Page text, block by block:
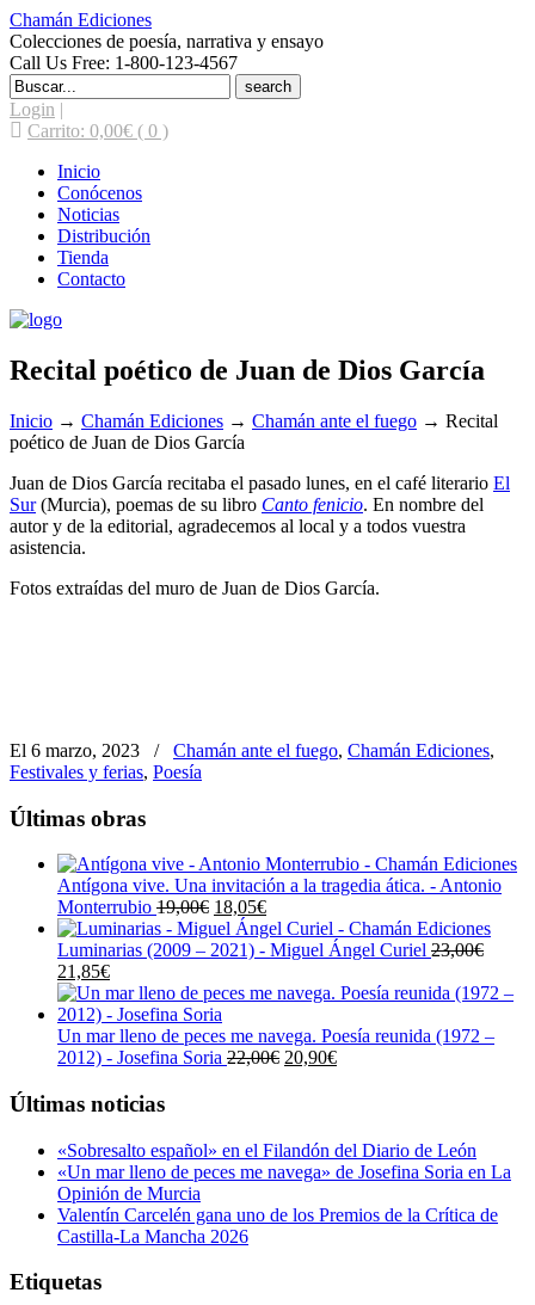
Chamán Ediciones
Colecciones de poesía, narrativa y ensayo
Call Us Free: 1-800-123-4567
Search
for:
Login |
Carrito: 0,00€ ( 0 )
Inicio
Conócenos
Noticias
Distribución
Tienda
Contacto
Recital poético de Juan de Dios García
Inicio → Chamán Ediciones → Chamán ante el fuego → Recital
poético de Juan de Dios García
Juan de Dios García recitaba el pasado lunes, en el café literario El
Sur(Murcia), poemas de su libro Canto fenicio. En nombre del
autor y de la editorial, agradecemos al local y a todos vuestra
asistencia.
Fotos extraídas del muro de Juan de Dios García.
El 6 marzo, 2023 / Chamán ante el fuego, Chamán Ediciones,
Festivales y ferias, Poesía
Últimas obras
Antígona vive. Una invitación a la tragedia ática. - Antonio
Monterrubio 19,00€ El
precio
original
19,00€.
18,05€El
precio
actual
18,05€.
Luminarias (2009 – 2021) - Miguel Ángel Curiel 23,00€
El
precio
original
era:
23,00€.
21,85€El
precio
actual
es:
21,85€.
Un mar lleno de peces me navega. Poesía reunida (1972 –
2012) - Josefina Soria 22,00€ El
22,00€.
20,90€El
20,90€.
Últimas noticias
«Sobresalto español» en el Filandón del Diario de León
«Un mar lleno de peces me navega» de Josefina Soria en La
Opinión de Murcia
Valentín Carcelén gana uno de los Premios de la Crítica de
Castilla-La Mancha 2026
Etiquetas